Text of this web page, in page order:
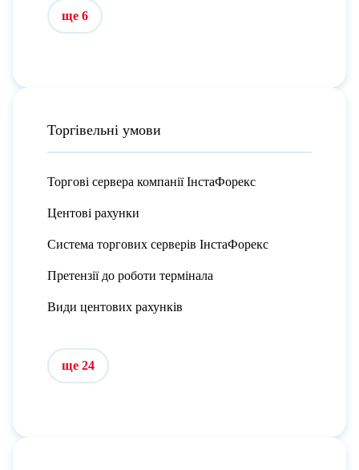
ще 6
Торгівельні умови
Торгові сервера компанії ІнстаФорекс
Центові рахунки
Система торгових серверів ІнстаФорекс
Претензії до роботи термінала
Види центових рахунків
ще 24